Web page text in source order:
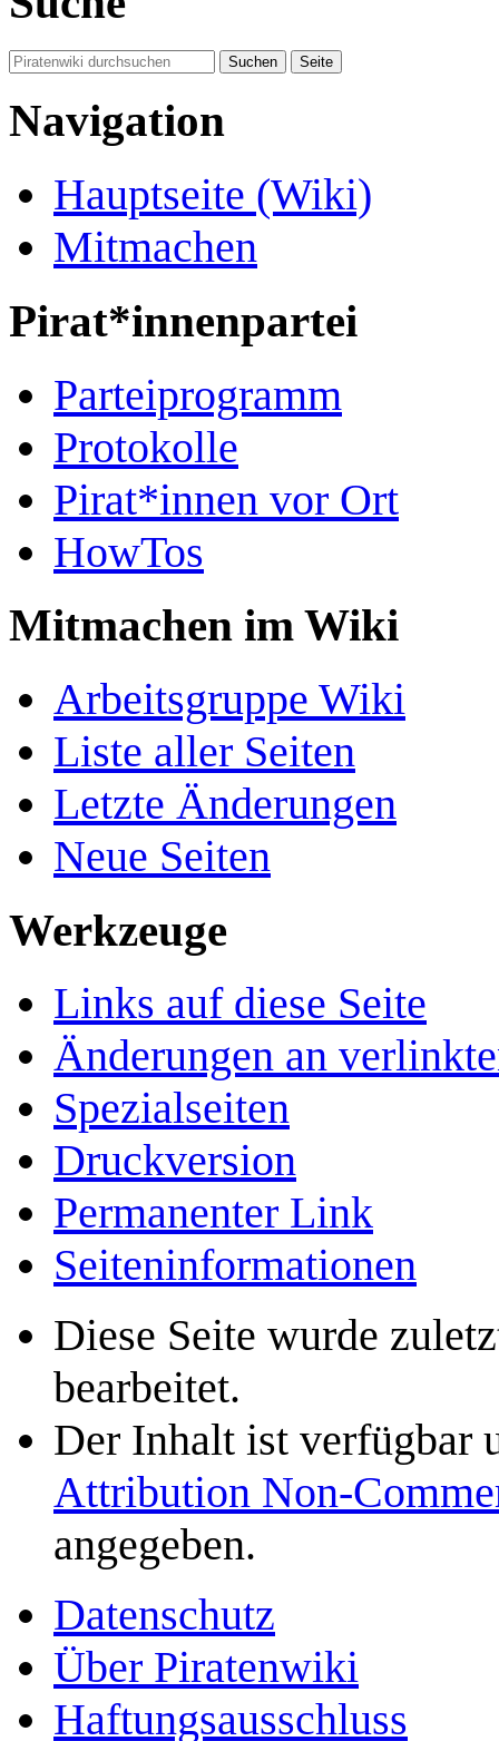
Navigation
Hauptseite (Wiki)
Mitmachen
Pirat*innenpartei
Parteiprogramm
Protokolle
Pirat*innen vor Ort
HowTos
Mitmachen im Wiki
Arbeitsgruppe Wiki
Liste aller Seiten
Letzte Änderungen
Neue Seiten
Werkzeuge
Links auf diese Seite
Änderungen an
Spezialseiten
Druckversion
Permanenter Link
Seiten­­informationen
Diese Seite wurde
bearbeitet.
Der Inhalt ist verfügbar
Attribution Non-
angegeben.
Datenschutz
Über Piratenwiki
Haftungsausschluss